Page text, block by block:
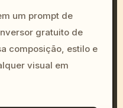
colors, 8k --v 6.0
um prompt de
gratuito de
composição, estilo e
visual em